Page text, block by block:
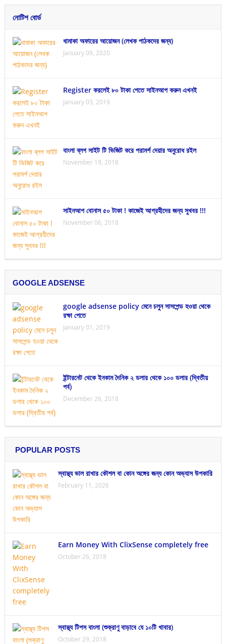
নোটিশ বোর্ড
ধামাকা অফারের আয়োজন (লেখক পাঠকদের জন্য)
January 09, 2020
Register করলেই ৮০ টাকা পেতে সাইনআপ করুন এখনই
January 03, 2019
বাংলা ব্লগ সাইট টি ভিজিট করে পরামর্শ দেয়ার অনুরোধ রইল
November 19, 2018
সাইনআপ বোনাস ৫০ টাকা ! কাজেই আগ্রহীদের জন্য সুখবর !!!
November 06, 2018
GOOGLE ADSENSE
google adsense policy মেনে চলুন সাসপেন্ড হওয়া থেকে
রক্ষা পেতে
January 01, 2019
ইন্টারনেট থেকে ইনকাম দৈনিক ২ ডলার থেকে ১০০ ডলার (দ্বিতীয়
পর্ব)
December 26, 2018
POPULAR POSTS
স্বাস্থ্য ভাল রাখার কৌশল বা কোন অঙ্গের জন্য কোন অভ্যাস উপকারি
February 11, 2026
Earn Money With ClixSense completely free
October 26, 2018
স্বাস্থ্য টিপস বাংলা (শুক্রাণু বাড়াবে যে ১০টি খাবার)
October 29, 2018